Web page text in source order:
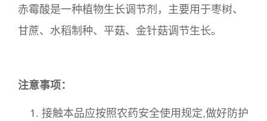
赤霉酸是一种植物生长调节剂，主要用于枣树、
甘蔗、水稻制种、平菇、金针菇调节生长。
注意事项：
接触本品应按照农药安全使用规定,做好防护